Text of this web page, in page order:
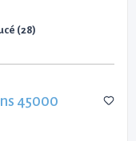
(28)
45000